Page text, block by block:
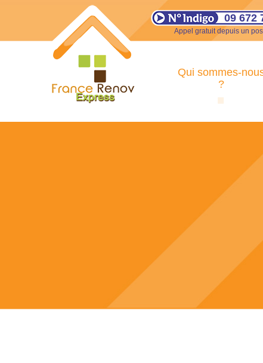
09 672
Appel gratuit depuis un
Qui sommes-
?